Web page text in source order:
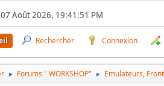
Août 2026, 19:41:51 PM
Rechercher Connexion
► Forums " WORKSHOP" ► Emulateurs,